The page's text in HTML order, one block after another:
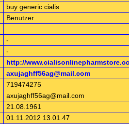
buy generic cialis
Benutzer
-
-
http://
axujaghff56ag@mail.com
719474275
axujaghff56ag@mail.com
21.08.1961
01.11.2012 13:01:47